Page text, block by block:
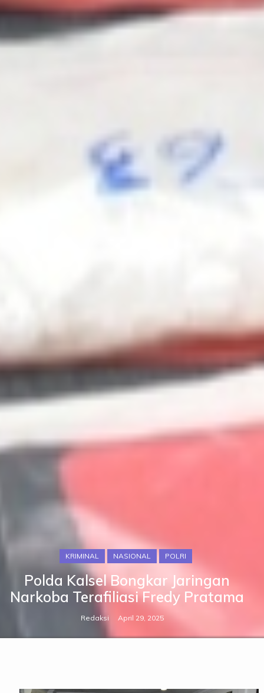
KRIMINAL NASIONAL POLRI
Polda Kalsel Bongkar Jaringan
Narkoba Terafiliasi Fredy Pratama
Redaksi April 29, 2025